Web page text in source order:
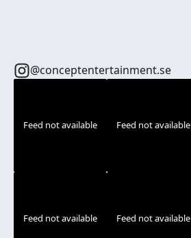
@conceptentertainment.se
Feed not available Feed not available
Feed not available Feed not available